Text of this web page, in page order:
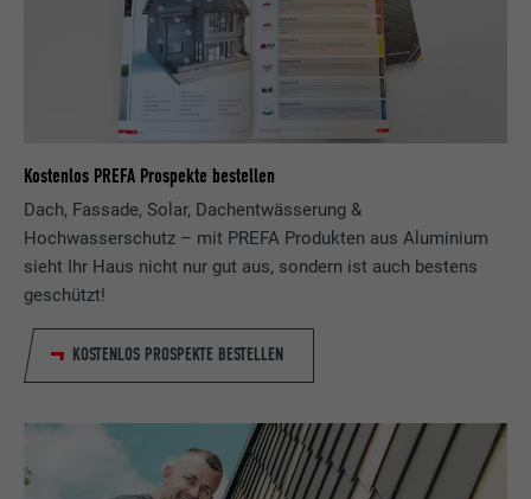
Kostenlos PREFA Prospekte bestellen
Dach, Fassade, Solar, Dachentwässerung &
Hochwasserschutz – mit PREFA Produkten aus Aluminium
sieht Ihr Haus nicht nur gut aus, sondern ist auch bestens
geschützt!
KOSTENLOS PROSPEKTE BESTELLEN